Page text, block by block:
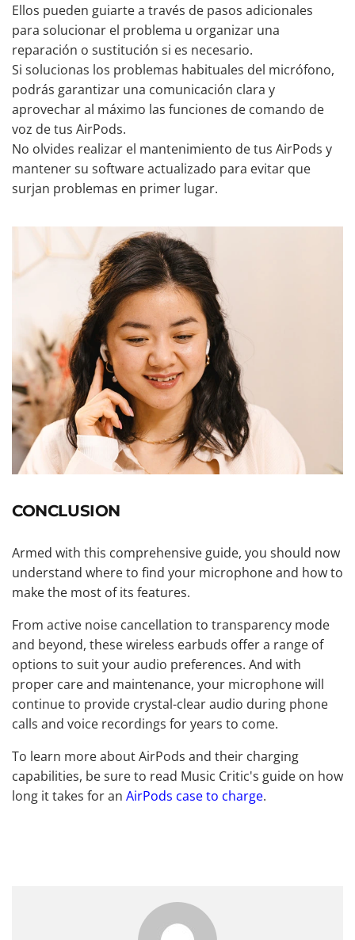
Ellos pueden guiarte a través de pasos adicionales
para solucionar el problema u organizar una
reparación o sustitución si es necesario.
Si solucionas los problemas habituales del micrófono,
podrás garantizar una comunicación clara y
aprovechar al máximo las funciones de comando de
voz de tus AirPods.
No olvides realizar el mantenimiento de tus AirPods y
mantener su software actualizado para evitar que
surjan problemas en primer lugar.
CONCLUSION
Armed with this comprehensive guide, you should now
understand where to find your microphone and how to
make the most of its features.
From active noise cancellation to transparency mode
and beyond, these wireless earbuds offer a range of
options to suit your audio preferences. And with
proper care and maintenance, your microphone will
continue to provide crystal-clear audio during phone
calls and voice recordings for years to come.
To learn more about AirPods and their charging
capabilities, be sure to read Music Critic's guide on how
long it takes for an AirPods case to charge.